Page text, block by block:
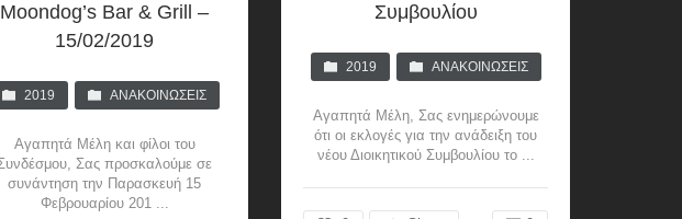
Moondog’s Bar & Grill –
15/02/2019
2019 ΑΝΑΚΟΙΝΏΣΕΙΣ
Αγαπητά Mέλη και φίλοι του
Σας προσκαλούμε σε
συνάντηση την Παρασκευή 15
Φεβρουαρίου 201 ...
Συμβουλίου
2019 ΑΝΑΚΟΙΝΏΣΕΙΣ
Αγαπητά Μέλη, Σας ενημερώνουμε
ότι οι εκλογές για την ανάδειξη του
νέου Διοικητικού Συμβουλίου το ...